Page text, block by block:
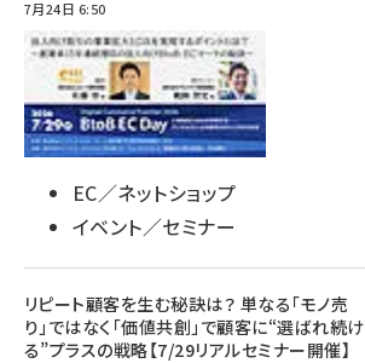
7月24日 6:50
EC／ネットショップ
イベント／セミナー
リピート顧客を生む秘訣は？ 単なる「モノ売
り」ではなく「価値共創」で顧客に“選ばれ続け
る”プラスの戦略【7/29リアルセミナー開催】